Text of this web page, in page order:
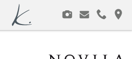
Modeagentur Kimpfler